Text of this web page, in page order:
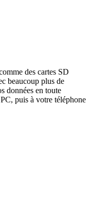
des cartes SD
beaucoup plus de
données en toute
puis à votre téléphone